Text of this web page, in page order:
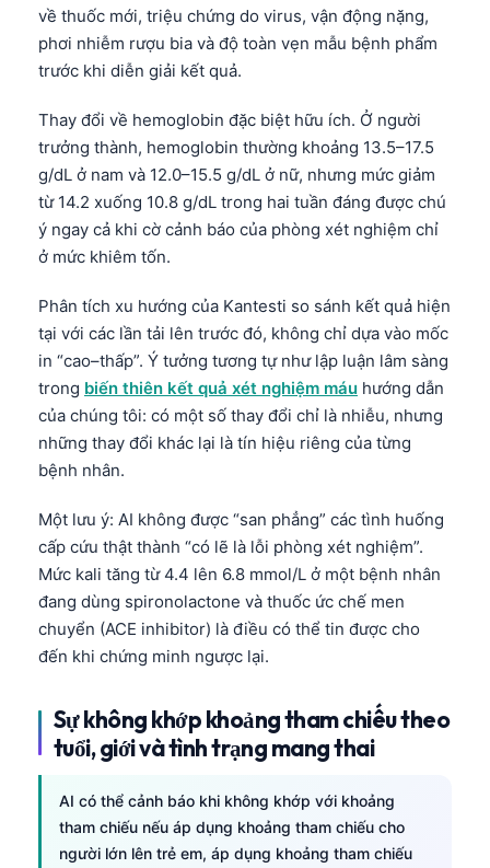
về thuốc mới, triệu chứng do virus, vận động nặng,
phơi nhiễm rượu bia và độ toàn vẹn mẫu bệnh phẩm
trước khi diễn giải kết quả.
Thay đổi về hemoglobin đặc biệt hữu ích. Ở người
trưởng thành, hemoglobin thường khoảng 13.5–17.5
g/dL ở nam và 12.0–15.5 g/dL ở nữ, nhưng mức giảm
từ 14.2 xuống 10.8 g/dL trong hai tuần đáng được chú
ý ngay cả khi cờ cảnh báo của phòng xét nghiệm chỉ
ở mức khiêm tốn.
Phân tích xu hướng của Kantesti so sánh kết quả hiện
tại với các lần tải lên trước đó, không chỉ dựa vào mốc
in “cao–thấp”. Ý tưởng tương tự như lập luận lâm sàng
trong biến thiên kết quả xét nghiệm máu hướng dẫn
của chúng tôi: có một số thay đổi chỉ là nhiễu, nhưng
những thay đổi khác lại là tín hiệu riêng của từng
bệnh nhân.
Một lưu ý: AI không được “san phẳng” các tình huống
cấp cứu thật thành “có lẽ là lỗi phòng xét nghiệm”.
Mức kali tăng từ 4.4 lên 6.8 mmol/L ở một bệnh nhân
đang dùng spironolactone và thuốc ức chế men
chuyển (ACE inhibitor) là điều có thể tin được cho
đến khi chứng minh ngược lại.
Sự không khớp khoảng tham chiếu theo
tuổi, giới và tình trạng mang thai
AI có thể cảnh báo khi không khớp với khoảng
tham chiếu nếu áp dụng khoảng tham chiếu cho
người lớn lên trẻ em, áp dụng khoảng tham chiếu
Eesti
ქართული
Русский
Lietuvių kalba
Polski
한국어
Slovenščina
Magyar
বাংলা
اردو
मराठी
తెలుగు
தமிழ்
ಕನ್ನಡ
മലയാളം
Bahasa Melayu
Tagalog
ဗမာစာ
ភាសាខ្មែរ